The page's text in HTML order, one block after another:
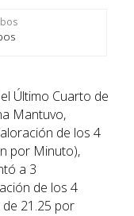
Último Cuarto de
Mantuvo,
de los 4
por Minuto),
a 3
de los 4
21.25 por